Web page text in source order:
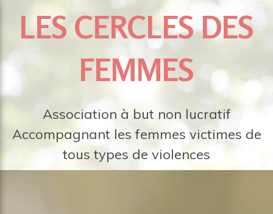
LES CERCLES DES
FEMMES
Association à but non lucratif
Accompagnant les femmes victimes de
tous types de violences